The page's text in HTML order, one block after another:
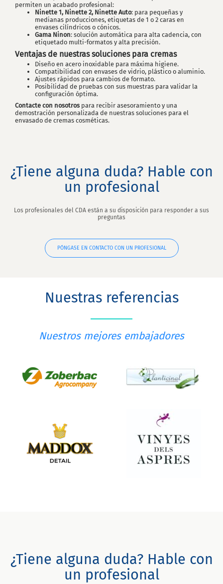
permiten un acabado profesional:
Ninette 1, Ninette 2, Ninette Auto: para pequeñas y
medianas producciones, etiquetas de 1 o 2 caras en
envases cilíndricos o cónicos.
Gama Ninon: solución automática para alta cadencia, con
etiquetado multi-formatos y alta precisión.
Ventajas de nuestras soluciones para cremas
Diseño en acero inoxidable para máxima higiene.
Compatibilidad con envases de vidrio, plástico o aluminio.
Ajustes rápidos para cambios de formato.
Posibilidad de pruebas con sus muestras para validar la
configuración óptima.
Contacte con nosotros para recibir asesoramiento y una
demostración personalizada de nuestras soluciones para el
envasado de cremas cosméticas.
¿Tiene alguna duda? Hable con
un profesional
Los profesionales del CDA están a su disposición para responder a sus
preguntas
PÓNGASE EN CONTACTO CON UN PROFESIONAL
Nuestras referencias
Nuestros mejores embajadores
¿Tiene alguna duda? Hable con
un profesional